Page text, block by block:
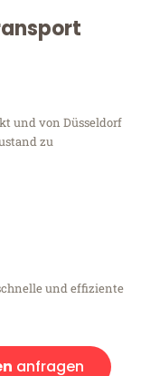
und von Düsseldorf
zu
und effiziente
anfragen